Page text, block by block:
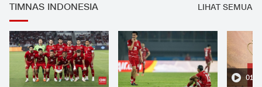
TIMNAS INDONESIA LIHAT SEMUA